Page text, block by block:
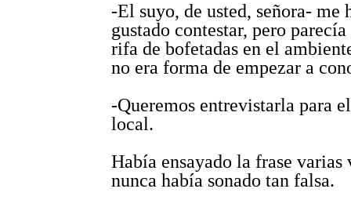
-El suyo, de usted, señora- me
gustado contestar, pero
rifa de bofetadas en el
no era forma de empezar a
-Queremos entrevistarla para
local.
Había ensayado la frase varias
nunca había sonado tan falsa.